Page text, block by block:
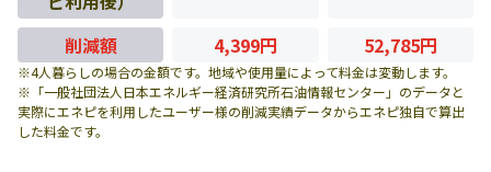
削減額 4,399円 52,785円
※4人暮らしの場合の金額です。地域や使用量によって料金は変動します。
※「一般社団法人日本エネルギー経済研究所石油情報センター」のデータと
実際にエネピを利用したユーザー様の削減実績データからエネピ独自で算出
した料金です。